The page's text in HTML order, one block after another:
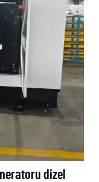
dizel